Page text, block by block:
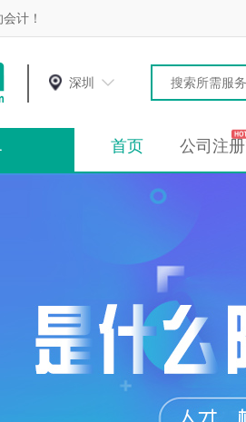
计！
深圳
首页 公司注册